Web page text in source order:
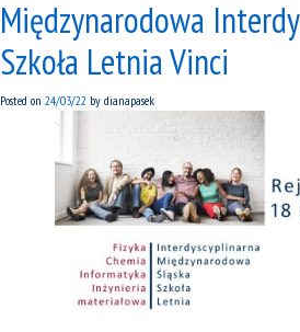
Międzynarodowa
Szkoła Letnia Vinci
Posted on 24/03/22 by dianapasek